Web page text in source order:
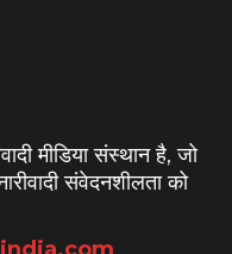
मीडिया संस्थान है, जो
संवेदनशीलता को